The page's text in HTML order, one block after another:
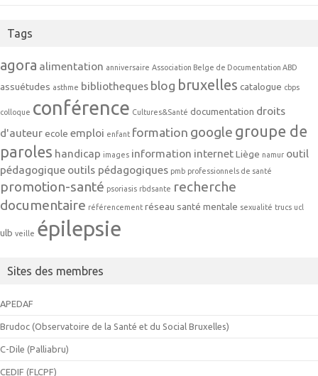
Tags
agora alimentation anniversaire Association Belge de Documentation ABD
assuétudes asthme bibliotheques blog bruxelles catalogue cbps
colloque conférence Cultures&Santé documentation droits
d'auteur ecole emploi enfant formation google groupe de
paroles handicap images information internet Liège namur outil
pédagogique outils pédagogiques pmb professionnels de santé
promotion-santé psoriasis rbdsante recherche
documentaire référencement réseau santé mentale sexualité trucs ucl
ulb veille épilepsie
Sites des membres
APEDAF
Brudoc (Observatoire de la Santé et du Social Bruxelles)
C-Dile (Palliabru)
CEDIF (FLCPF)